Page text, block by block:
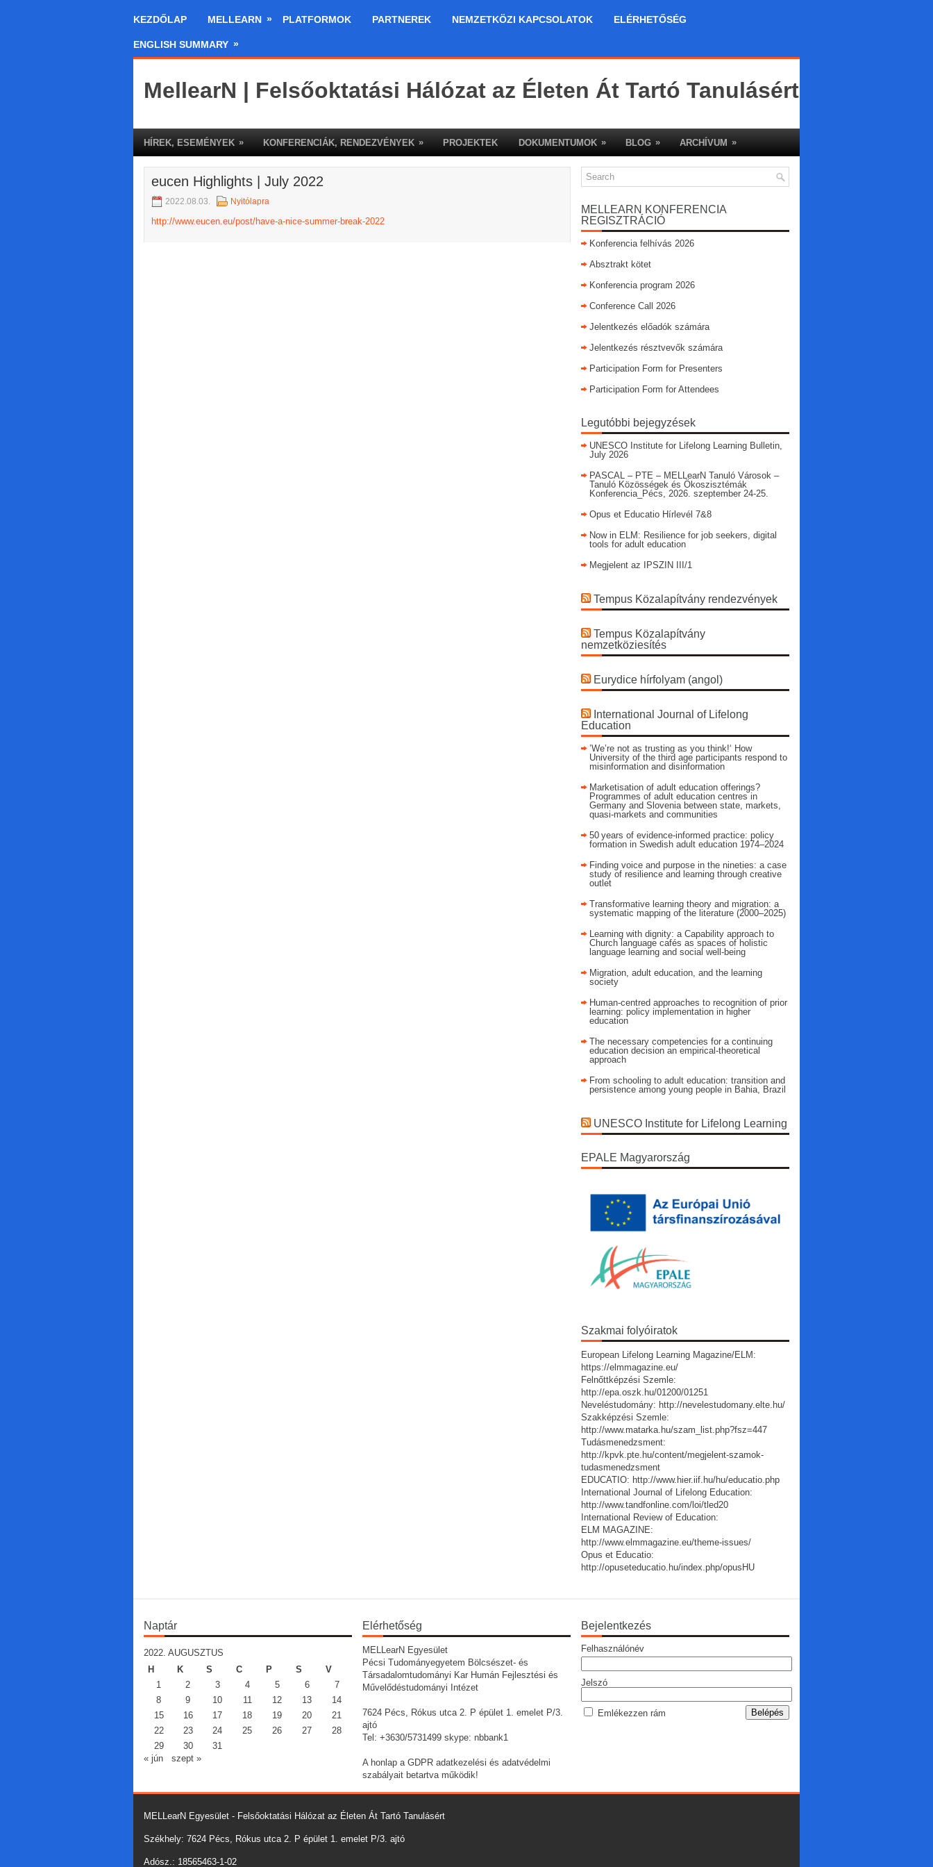
KEZDŐLAP MELLEARN » PLATFORMOK PARTNEREK NEMZETKÖZI KAPCSOLATOK ELÉRHETŐSÉG
ENGLISH SUMMARY »
MellearN | Felsőoktatási Hálózat az Életen Át Tartó Tanulásért
HÍREK, ESEMÉNYEK » KONFERENCIÁK, RENDEZVÉNYEK » PROJEKTEK DOKUMENTUMOK » BLOG » ARCHÍVUM »
eucen Highlights | July 2022
2022.08.03. Nyitólapra
http://www.eucen.eu/post/have-a-nice-summer-break-2022
MELLEARN KONFERENCIA
REGISZTRÁCIÓ
Konferencia felhívás 2026
Absztrakt kötet
Konferencia program 2026
Conference Call 2026
Jelentkezés előadók számára
Jelentkezés résztvevők számára
Participation Form for Presenters
Participation Form for Attendees
Legutóbbi bejegyzések
UNESCO Institute for Lifelong Learning Bulletin,
July 2026
PASCAL – PTE – MELLearN Tanuló Városok –
Tanuló Közösségek és Ökoszisztémák
Konferencia_Pécs, 2026. szeptember 24-25.
Opus et Educatio Hírlevél 7&8
Now in ELM: Resilience for job seekers, digital
tools for adult education
Megjelent az IPSZIN III/1
Tempus Közalapítvány rendezvények
Tempus Közalapítvány
nemzetköziesítés
Eurydice hírfolyam (angol)
International Journal of Lifelong
Education
’We’re not as trusting as you think!‘ How
University of the third age participants respond to
misinformation and disinformation
Marketisation of adult education offerings?
Programmes of adult education centres in
Germany and Slovenia between state, markets,
quasi-markets and communities
50 years of evidence‑informed practice: policy
formation in Swedish adult education 1974–2024
Finding voice and purpose in the nineties: a case
study of resilience and learning through creative
outlet
Transformative learning theory and migration: a
systematic mapping of the literature (2000–2025)
Learning with dignity: a Capability approach to
Church language cafés as spaces of holistic
language learning and social well-being
Migration, adult education, and the learning
society
Human-centred approaches to recognition of prior
learning: policy implementation in higher
education
The necessary competencies for a continuing
education decision an empirical-theoretical
approach
From schooling to adult education: transition and
persistence among young people in Bahia, Brazil
UNESCO Institute for Lifelong Learning
EPALE Magyarország
Szakmai folyóiratok
European Lifelong Learning Magazine/ELM:
https://elmmagazine.eu/
Felnőttképzési Szemle:
http://epa.oszk.hu/01200/01251
Neveléstudomány: http://nevelestudomany.elte.hu/
Szakképzési Szemle:
http://www.matarka.hu/szam_list.php?fsz=447
Tudásmenedzsment:
http://kpvk.pte.hu/content/megjelent-szamok-
tudasmenedzsment
EDUCATIO: http://www.hier.iif.hu/hu/educatio.php
International Journal of Lifelong Education:
http://www.tandfonline.com/loi/tled20
International Review of Education:
ELM MAGAZINE:
http://www.elmmagazine.eu/theme-issues/
Opus et Educatio:
http://opuseteducatio.hu/index.php/opusHU
Naptár
2022. AUGUSZTUS
H
K S C P S
V
1
2 3 4 5 6
7
8
9 10 11 12 13
14
15
16 17 18 19 20
21
22
23 24 25 26 27
28
29
30
31
« jún
szept »
Elérhetőség
MELLearN Egyesület
Pécsi Tudományegyetem Bölcsészet- és
Társadalomtudományi Kar Humán Fejlesztési és
Művelődéstudományi Intézet
7624 Pécs, Rókus utca 2. P épület 1. emelet P/3.
ajtó
Tel: +3630/5731499 skype: nbbank1
A honlap a GDPR adatkezelési és adatvédelmi
szabályait betartva működik!
Bejelentkezés
Felhasználónév
Jelszó
Emlékezzen rám
MELLearN Egyesület - Felsőoktatási Hálózat az Életen Át Tartó Tanulásért
Székhely: 7624 Pécs, Rókus utca 2. P épület 1. emelet P/3. ajtó
Adósz.: 18565463-1-02